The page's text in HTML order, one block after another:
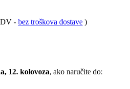
- bez troškova dostave )
12. kolovoza, ako naručite do: